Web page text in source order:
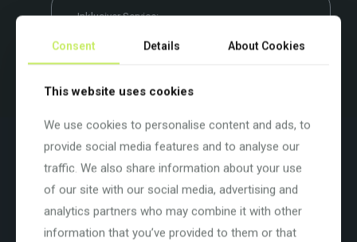
Menge
Inklusiver Service:
Beispielbild. Farben und Ausstattung variieren.
Beschreibung Zusätzliche Informationen
Farbe: Celeste (SX)
Basisfarbe:Grün
Rahmengrösse: 61 cm / 24″
Rahmenart:Diamant
Rahmenmaterial: Carbon
Consent Details About Cookies
This website uses cookies
We use cookies to personalise content and ads, to
provide social media features and to analyse our
traffic. We also share information about your use
of our site with our social media, advertising and
analytics partners who may combine it with other
information that you’ve provided to them or that